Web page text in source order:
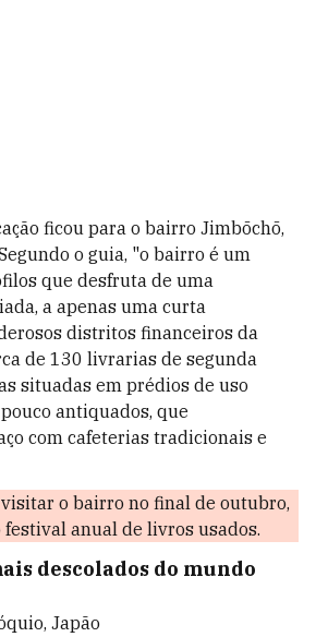
ficou para o bairro Jimbōchō,
o guia, "o bairro é um
que desfruta de uma
a apenas uma curta
distritos financeiros da
de 130 livrarias de segunda
situadas em prédios de uso
antiquados, que
com cafeterias tradicionais e
o bairro no final de outubro,
festival anual de livros usados.
descolados do mundo
Japão